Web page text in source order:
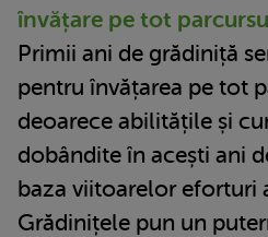
învățare pe tot
Primii ani de grădiniță
pentru învățarea pe tot
deoarece abilitățile și
dobândite în acești ani
baza viitoarelor eforturi
Grădinițele pun un